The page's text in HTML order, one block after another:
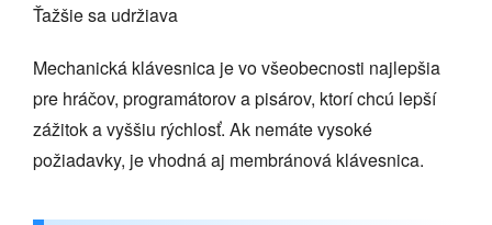
Ťažšie sa udržiava
Mechanická klávesnica je vo všeobecnosti najlepšia
pre hráčov, programátorov a pisárov, ktorí chcú lepší
zážitok a vyššiu rýchlosť. Ak nemáte vysoké
požiadavky, je vhodná aj membránová klávesnica.